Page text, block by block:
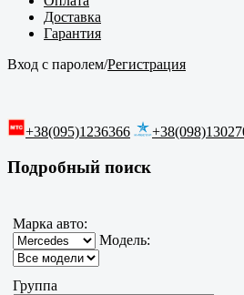
Доставка
Гарантия
Вход с паролем/Регистрация
+38(095)1236366
Подробный поиск
Марка авто:
Модель:
Группа